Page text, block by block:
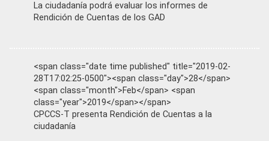
La ciudadanía podrá evaluar los informes de
Rendición de Cuentas de los GAD
<span class="date time published" title="2019-02-
28T17:02:25-0500"><span class="day">28</span>
<span class="month">Feb</span> <span
class="year">2019</span></span>
CPCCS-T presenta Rendición de Cuentas a la
ciudadanía